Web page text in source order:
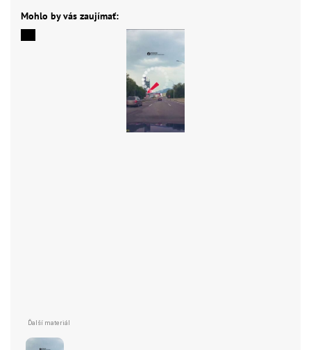
Mohlo by vás zaujímať: